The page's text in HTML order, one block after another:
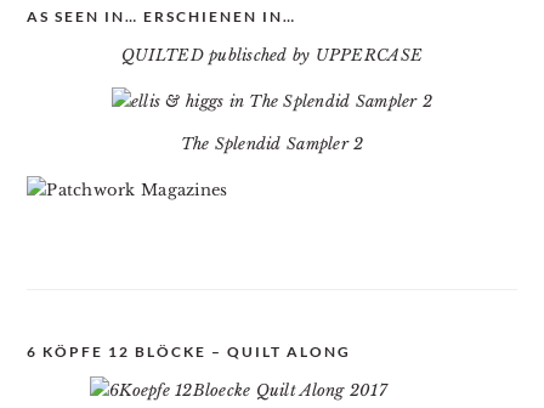
AS SEEN IN… ERSCHIENEN IN…
QUILTED publisched by UPPERCASE
The Splendid Sampler 2
6 KÖPFE 12 BLÖCKE – QUILT ALONG